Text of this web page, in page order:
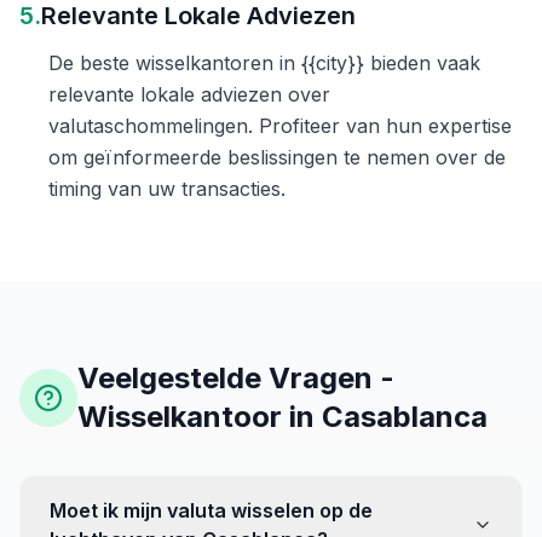
5.Relevante Lokale Adviezen
De beste wisselkantoren in {{city}} bieden vaak
relevante lokale adviezen over
valutaschommelingen. Profiteer van hun expertise
om geïnformeerde beslissingen te nemen over de
timing van uw transacties.
Veelgestelde Vragen -
Wisselkantoor in Casablanca
Moet ik mijn valuta wisselen op de